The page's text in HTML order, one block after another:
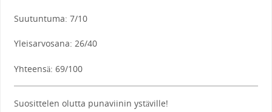
Suutuntuma: 7/10
Yleisarvosana: 26/40
Yhteensä: 69/100
Suosittelen olutta punaviinin ystäville!